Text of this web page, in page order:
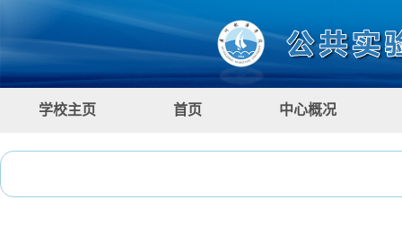
学校主页 首页 中心概况